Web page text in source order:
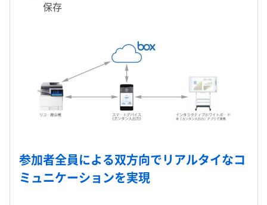
保存
参加者全員による双方向でリアルタイなコ
ミュニケーションを実現